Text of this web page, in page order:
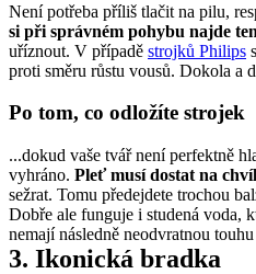
Není potřeba příliš tlačit na pilu,
si při správném pohybu najde
uříznout. V případě strojků Philips
proti směru růstu vousů. Dokola a
Po tom, co odložíte strojek
...dokud vaše tvář není perfektně
vyhráno. Pleť musí dostat na
sežrat. Tomu předejdete trochou
Dobře ale funguje i studená voda,
nemají následně neodvratnou
3. Ikonická bradka